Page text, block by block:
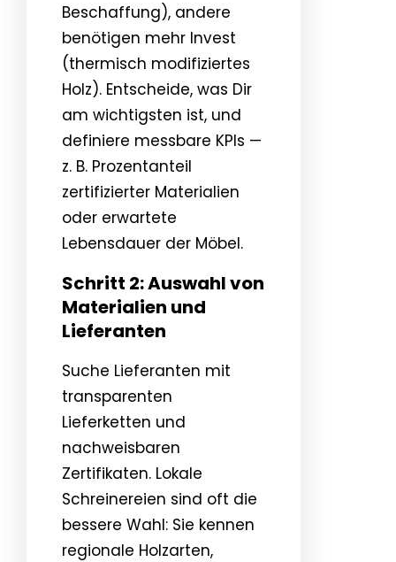
Beschaffung), andere
benötigen mehr Invest
(thermisch modifiziertes
Holz). Entscheide, was Dir
am wichtigsten ist, und
definiere messbare KPIs —
z. B. Prozentanteil
zertifizierter Materialien
oder erwartete
Lebensdauer der Möbel.
Schritt 2: Auswahl von
Materialien und
Lieferanten
Suche Lieferanten mit
transparenten
Lieferketten und
nachweisbaren
Zertifikaten. Lokale
Schreinereien sind oft die
bessere Wahl: Sie kennen
regionale Holzarten,